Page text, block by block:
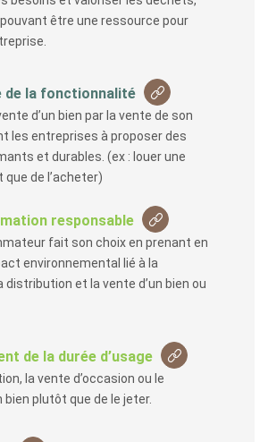
être une ressource pour
de la fonctionnalité
d’un bien par la vente de son
les entreprises à proposer des
et durables. (ex : louer une
de l’acheter)
responsable
fait son choix en prenant en
environnemental lié à la
distribution et la vente d’un bien ou
de la durée d’usage
la vente d’occasion ou le
bien plutôt que de le jeter.